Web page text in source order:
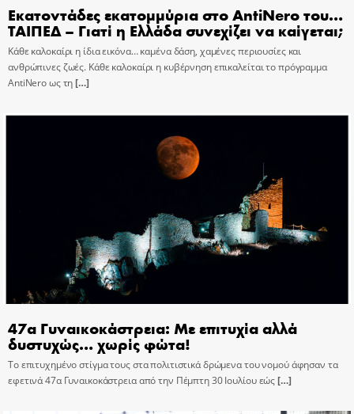
Εκατοντάδες εκατομμύρια στο AntiNero του…
ΤΑΙΠΕΔ – Γιατί η Ελλάδα συνεχίζει να καίγεται;
Κάθε καλοκαίρι η ίδια εικόνα… καμένα δάση, χαμένες περιουσίες και
ανθρώπινες ζωές. Κάθε καλοκαίρι η κυβέρνηση επικαλείται το πρόγραμμα
AntiNero ως τη[…]
47α Γυναικοκάστρεια: Με επιτυχία αλλά
δυστυχώς… χωρίς φώτα!
Το επιτυχημένο στίγμα τους στα πολιτιστικά δρώμενα του νομού άφησαν τα
εφετινά 47α Γυναικοκάστρεια από την Πέμπτη 30 Ιουλίου εώς[…]